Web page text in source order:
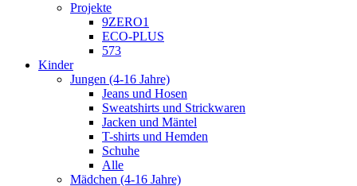
Projekte
9ZERO1
ECO-PLUS
573
Kinder
Jungen (4-16 Jahre)
Jeans und Hosen
Sweatshirts und Strickwaren
Jacken und Mäntel
T-shirts und Hemden
Schuhe
Alle
Mädchen (4-16 Jahre)